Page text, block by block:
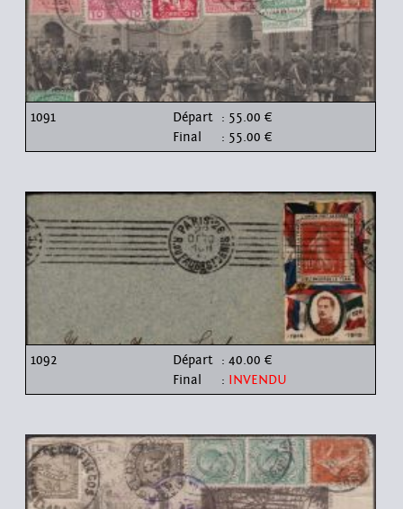
1091 Départ : 55.00 €
Final
: 55.00 €
1092 Départ : 40.00 €
Final
: INVENDU